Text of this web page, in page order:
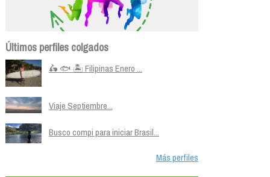
Últimos perfiles colgados
🛵 🐟 🏝️ Filipinas Enero ...
Viaje Septiembre...
Busco compi para iniciar Brasil...
Más perfiles